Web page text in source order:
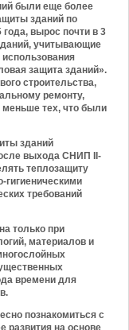
были еще более
зданий по
вырос почти в 3
учитывающие
защита зданий».
строительства,
ремонту,
меньше тех, что были
зданий
выхода СНИП II-
теплозащиту
гигиеническими
требований
только при
материалов и
времени для
познакомиться с
развития на основе